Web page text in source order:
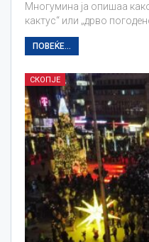
Многумина ја опишаа
кактус“ или „дрво
ПОВЕЌЕ...
СКОПЈЕ